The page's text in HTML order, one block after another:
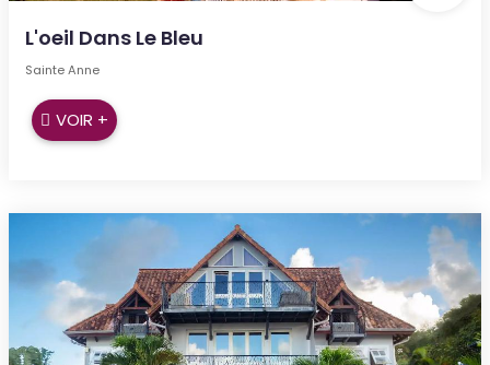
L'oeil Dans Le Bleu
Sainte Anne
VOIR +